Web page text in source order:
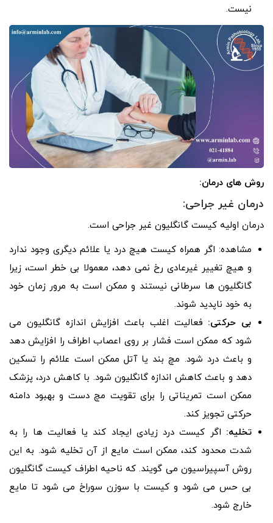
نیست.
روش های درمان:
درمان غیر جراحی:
درمان اولیه کیست گانگلیون غیر جراحی است.
مشاهده: اگر همراه کیست هیچ درد یا علائم دیگری وجود ندارد
و هیچ تغییر غیرعادی رخ نمی دهد، معمولا بی خطر است، زیرا
گانگلیون ها سرطانی نیستند و ممکن است به مرور زمان خود
به خود ناپدید شوند.
بی حرکتی: فعالیت اغلب باعث افزایش اندازه گانگلیون می
شود که ممکن است فشار بر روی اعصاب اطراف را افزایش دهد
و باعث درد شود. مچ بند یا آتل ممکن است علائم را تسکین
دهد و باعث کاهش اندازه گانگلیون شود. با کاهش درد، پزشک
ممکن است تمریناتی را برای تقویت مچ دست و بهبود دامنه
حرکتی تجویز کند.
تخلیه: اگر کیست درد زیادی ایجاد کند یا فعالیت ها را به
شدت محدود کند، ممکن است مایع از آن تخلیه شود. به این
روش آسپیراسیون می گویند. که ناحیه اطراف کیست گانگلیون
بی حس می شود و کیست با سوزن سوراخ می شود تا مایع
خارج شود.